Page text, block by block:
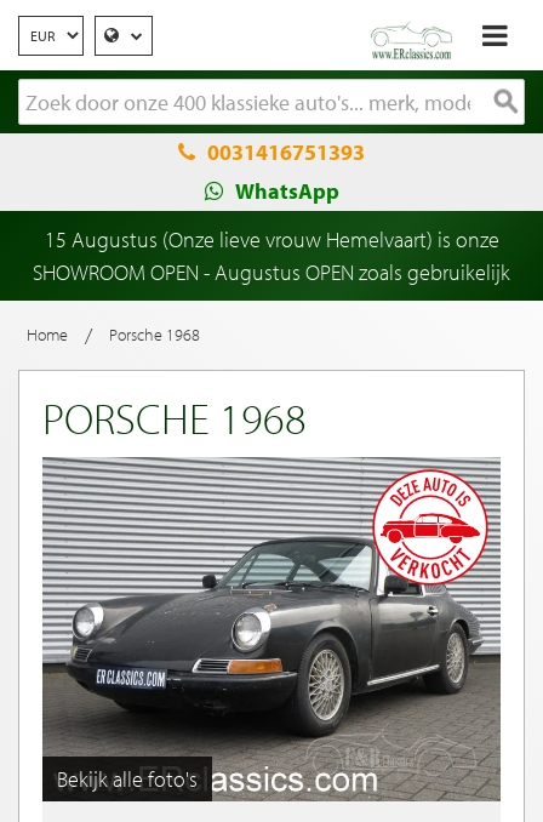
0031416751393
WhatsApp
15 Augustus (Onze lieve vrouw Hemelvaart) is onze
SHOWROOM OPEN - Augustus OPEN zoals gebruikelijk
Home / Porsche 1968
PORSCHE 1968
Bekijk alle foto's